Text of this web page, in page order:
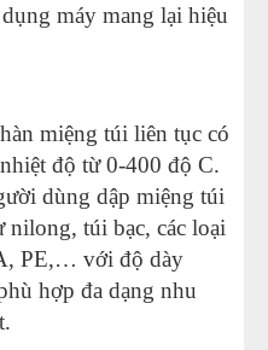
máy mang lại hiệu
miệng túi liên tục có
độ từ 0-400 độ C.
dùng dập miệng túi
nilong, túi bạc, các loại
PE,… với độ dày
hợp đa dạng nhu